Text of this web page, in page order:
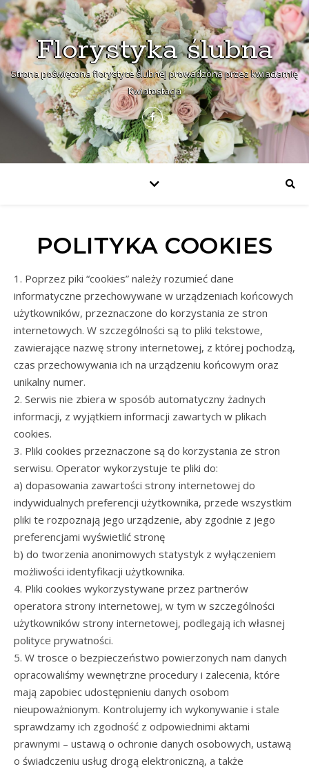
Florystyka ślubna
Strona poświęcona florystyce ślubnej prowadzona przez kwiaciarnię
Kwiatostacja
POLITYKA COOKIES
1. Poprzez piki “cookies” należy rozumieć dane
informatyczne przechowywane w urządzeniach końcowych
użytkowników, przeznaczone do korzystania ze stron
internetowych. W szczególności są to pliki tekstowe,
zawierające nazwę strony internetowej, z której pochodzą,
czas przechowywania ich na urządzeniu końcowym oraz
unikalny numer.
2. Serwis nie zbiera w sposób automatyczny żadnych
informacji, z wyjątkiem informacji zawartych w plikach
cookies.
3. Pliki cookies przeznaczone są do korzystania ze stron
serwisu. Operator wykorzystuje te pliki do:
a) dopasowania zawartości strony internetowej do
indywidualnych preferencji użytkownika, przede wszystkim
pliki te rozpoznają jego urządzenie, aby zgodnie z jego
preferencjami wyświetlić stronę
b) do tworzenia anonimowych statystyk z wyłączeniem
możliwości identyfikacji użytkownika.
4. Pliki cookies wykorzystywane przez partnerów
operatora strony internetowej, w tym w szczególności
użytkowników strony internetowej, podlegają ich własnej
polityce prywatności.
5. W trosce o bezpieczeństwo powierzonych nam danych
opracowaliśmy wewnętrzne procedury i zalecenia, które
mają zapobiec udostępnieniu danych osobom
nieupoważnionym. Kontrolujemy ich wykonywanie i stale
sprawdzamy ich zgodność z odpowiednimi aktami
prawnymi – ustawą o ochronie danych osobowych, ustawą
o świadczeniu usług drogą elektroniczną, a także